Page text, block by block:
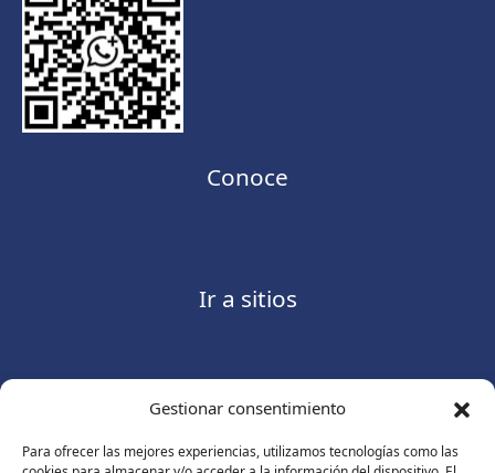
Gestionar consentimiento
Para ofrecer las mejores experiencias, utilizamos tecnologías como las
Conoce
Ir a sitios
Contáctanos